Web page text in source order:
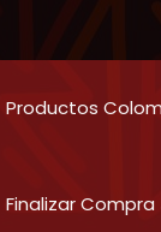
Productos
Finalizar Compra